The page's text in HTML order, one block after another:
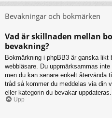
Bevakningar och bokmärken
Vad är skillnaden mellan
bevakning?
Bokmärkning i phpBB3 är ganska likt
webbläsare. Du uppmärksammas
men du kan senare enkelt återvända
tråd så kommer du meddelas via din
eller kategorin du bevakar uppdateras.
Upp